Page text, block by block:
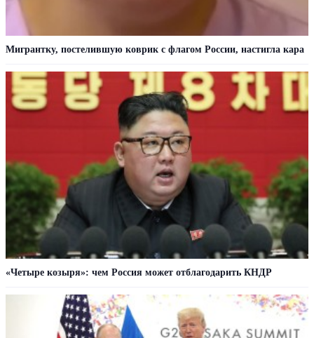
Мигрантку, постелившую коврик с флагом России, настигла кара
«Четыре козыря»: чем Россия может отблагодарить КНДР